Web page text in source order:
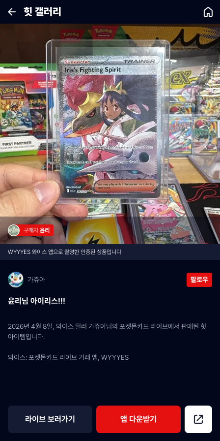
힛 갤러리
구매자 윤리
WYYYES 와이스 앱으로 촬영한 인증된 상품입니다
가쥬아 팔로우
윤리님 아이리스!!!
2026년 4월 8일, 와이스 딜러 가쥬아님의 포켓몬카드 라이브에서 판매된 힛
아이템입니다.
와이스: 포켓몬카드 라이브 거래 앱, WYYYES
라이브 보러가기 앱 다운받기